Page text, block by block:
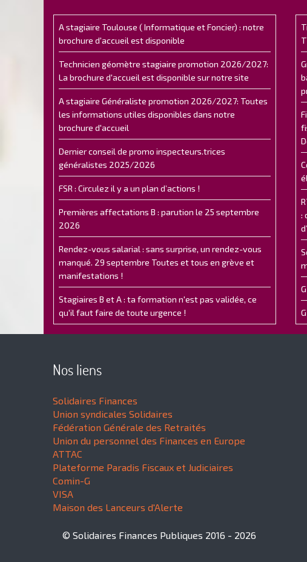
A stagiaire Toulouse ( Informatique et Foncier) : notre
brochure d'accueil est disponible
Technicien géomètre stagiaire promotion 2026/2027:
La brochure d'accueil est disponible sur notre site
A stagiaire Généraliste promotion 2026/2027: Toutes
les informations utiles disponibles dans notre
brochure d'accueil
Dernier conseil de promo inspecteurs.trices
généralistes 2025/2026
FSR : Circulez il y a un plan d’actions !
Premières affectations B : parution le 25 septembre
2026
Rendez-vous salarial : sans surprise, un rendez-vous
manqué. 29 septembre Toutes et tous en grève et
manifestations !
Stagiaires B et A : ta formation n'est pas validée, ce
qu'il faut faire de toute urgence !
:
Nos liens
Solidaires Finances
Union syndicales Solidaires
Fédération Générale des Retraités
Union du personnel des Finances en Europe
ATTAC
Plateforme Paradis Fiscaux et Judiciaires
Comin-G
VISA
Maison des Lanceurs d'Alerte
© Solidaires Finances Publiques 2016 - 2026